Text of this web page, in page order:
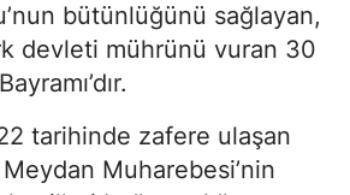
bütünlüğünü sağlayan,
devleti mührünü vuran 30
tarihinde zafere ulaşan
Muharebesi’nin